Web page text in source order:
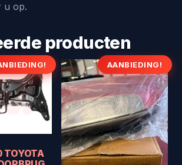
u op.
producten
TOYOTA
AANBIEDING!